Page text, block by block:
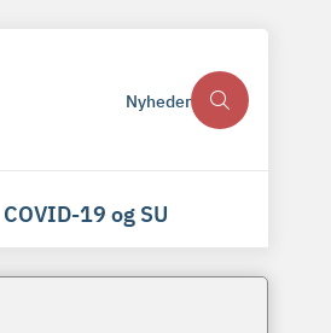
Nyheder
COVID-19 og SU